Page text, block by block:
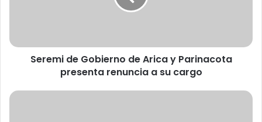
G
e
Seremi de Gobierno de Arica y Parinacota
presenta renuncia a su cargo
V